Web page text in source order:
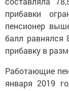
прибавки
пенсионер
балл равнялся
прибавку в
Работающие
января 2019